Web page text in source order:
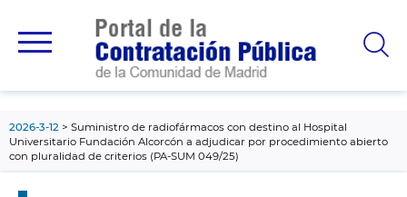
principal
2026-3-12
Suministro de radiofármacos con destino al Hospital
Universitario Fundación Alcorcón a adjudicar por procedimiento abierto
con pluralidad de criterios (PA-SUM 049/25)